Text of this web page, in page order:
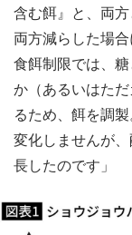
含む餌』と、両
両方減らした場
食餌制限では、
か（あるいはた
るため、餌を調
変化しませんが
長したのです」